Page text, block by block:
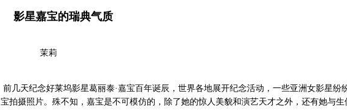
影星嘉宝的瑞典气质
茉莉
前几天纪念好莱坞影星葛丽泰·嘉宝百年诞辰，世界各地展开纪念活动，一些亚洲女影星纷
宝拍摄照片。殊不知，嘉宝是不可模仿的，除了她的惊人美貌和演艺天才之外，还有她与生